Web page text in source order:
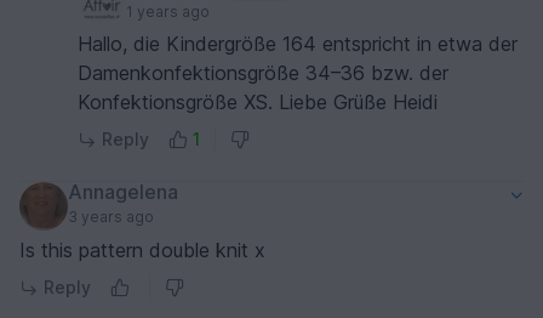
1 years ago
Hallo, die Kindergröße 164 entspricht in etwa der
Damenkonfektionsgröße 34–36 bzw. der
Konfektionsgröße XS. Liebe Grüße Heidi
Reply 1
Annagelena
3 years ago
Is this pattern double knit x
Reply